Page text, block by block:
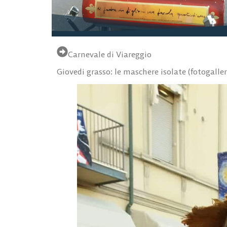
Carnevale di Viareggio
Giovedi grasso: le maschere isolate